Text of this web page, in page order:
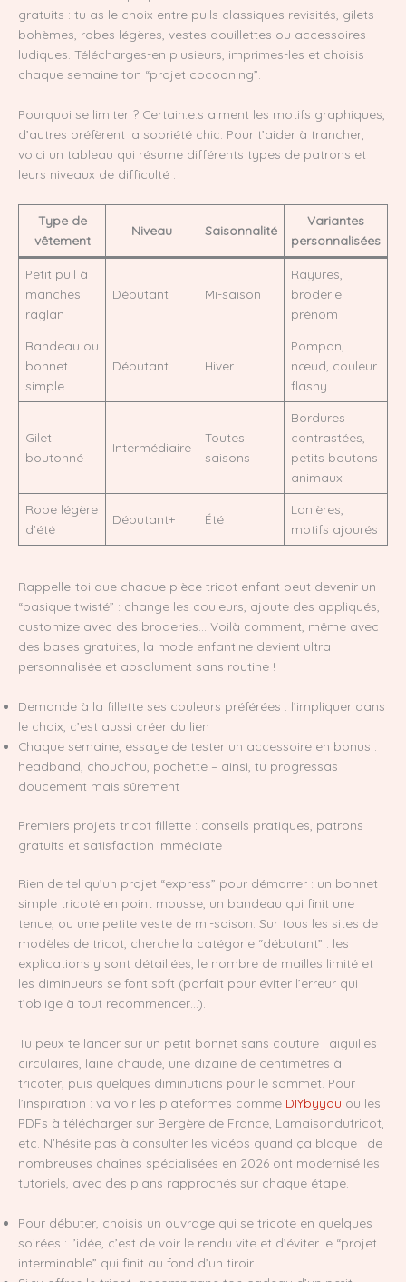
gratuits : tu as le choix entre pulls classiques revisités, gilets
bohèmes, robes légères, vestes douillettes ou accessoires
ludiques. Télécharges-en plusieurs, imprimes-les et choisis
chaque semaine ton “projet cocooning”.
Pourquoi se limiter ? Certain.e.s aiment les motifs graphiques,
d’autres préfèrent la sobriété chic. Pour t’aider à trancher,
voici un tableau qui résume différents types de patrons et
leurs niveaux de difficulté :
Type de
vêtement
Niveau Saisonnalité
Variantes
personnalisées
Petit pull à
manches
raglan
Débutant Mi-saison
Rayures,
broderie
prénom
Bandeau ou
bonnet
simple
Débutant Hiver
Pompon,
nœud, couleur
flashy
Gilet
boutonné
Intermédiaire
Toutes
saisons
Bordures
contrastées,
petits boutons
animaux
Robe légère
d’été
Débutant+ Été
Lanières,
motifs ajourés
Rappelle-toi que chaque pièce tricot enfant peut devenir un
“basique twisté” : change les couleurs, ajoute des appliqués,
customize avec des broderies… Voilà comment, même avec
des bases gratuites, la mode enfantine devient ultra
personnalisée et absolument sans routine !
Demande à la fillette ses couleurs préférées : l’impliquer dans
le choix, c’est aussi créer du lien
Chaque semaine, essaye de tester un accessoire en bonus :
headband, chouchou, pochette – ainsi, tu progressas
doucement mais sûrement
Premiers projets tricot fillette : conseils pratiques, patrons
gratuits et satisfaction immédiate
Rien de tel qu’un projet “express” pour démarrer : un bonnet
simple tricoté en point mousse, un bandeau qui finit une
tenue, ou une petite veste de mi-saison. Sur tous les sites de
modèles de tricot, cherche la catégorie “débutant” : les
explications y sont détaillées, le nombre de mailles limité et
les diminueurs se font soft (parfait pour éviter l’erreur qui
t’oblige à tout recommencer…).
Tu peux te lancer sur un petit bonnet sans couture : aiguilles
circulaires, laine chaude, une dizaine de centimètres à
tricoter, puis quelques diminutions pour le sommet. Pour
l’inspiration : va voir les plateformes comme DIYbyyou ou les
PDFs à télécharger sur Bergère de France, Lamaisondutricot,
etc. N’hésite pas à consulter les vidéos quand ça bloque : de
nombreuses chaînes spécialisées en 2026 ont modernisé les
tutoriels, avec des plans rapprochés sur chaque étape.
Pour débuter, choisis un ouvrage qui se tricote en quelques
soirées : l’idée, c’est de voir le rendu vite et d’éviter le “projet
interminable” qui finit au fond d’un tiroir